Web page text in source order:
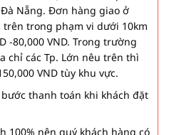
Nẵng. Đơn hàng giao ở
trên trong phạm vi dưới 10km
-80,000 VND. Trong trường
chỉ các Tp. Lớn nêu trên thì
VND tùy khu vực.
thanh toán khi khách đặt
100% nên quý khách hàng có